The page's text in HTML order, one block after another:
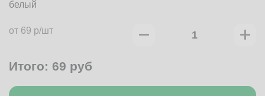
белый
от 69 р/шт
Итого: 69 руб